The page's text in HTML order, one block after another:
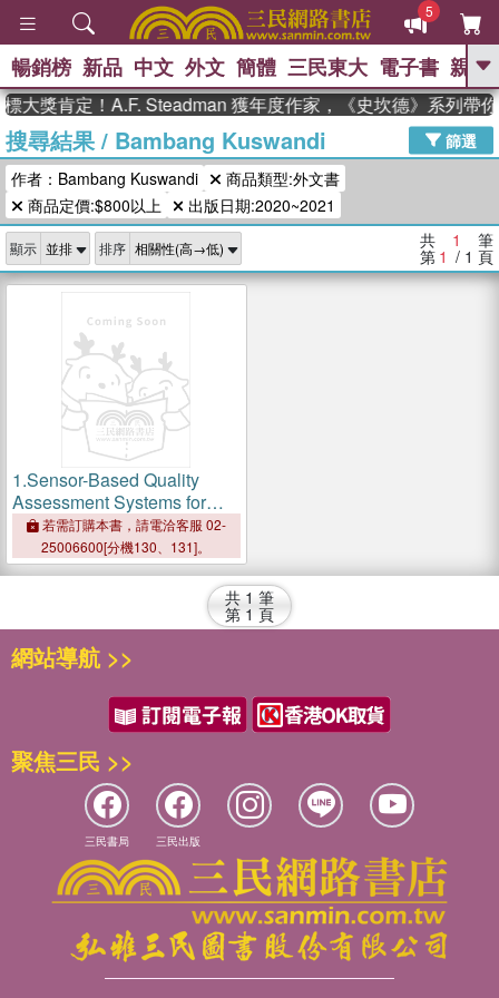
5
GO
熱搜： 東野圭吾 高希均教授回憶錄
、 The Odyssey 、 父親節 、 如果歷
史是一群喵 、 暑期推薦
獎 臺灣漫遊錄 、
登輝時代 、 數學女孩：黎曼猜想 、
偉大的迷走神經
暢銷榜 新品 中文 外文 簡體 三民東大 電子書 親子
大獎肯定！A.F. Steadman 獲年度作家，《史坎德》系列帶
搜尋結果/ Bambang Kuswandi
篩選
作者：Bambang Kuswandi
商品類型:外文書
商品定價:$800以上
出版日期:2020~2021
顯示 排序 共 1 筆
第 1 / 1 頁
1.Sensor-Based Quality
Assessment Systems for
Fruits and Vegetables
若需訂購本書，請電洽客服 02-
25006600[分機130、131]。
共 1 筆
第 1 頁
網站導航 >>
聚焦三民 >>
三民書局 三民出版